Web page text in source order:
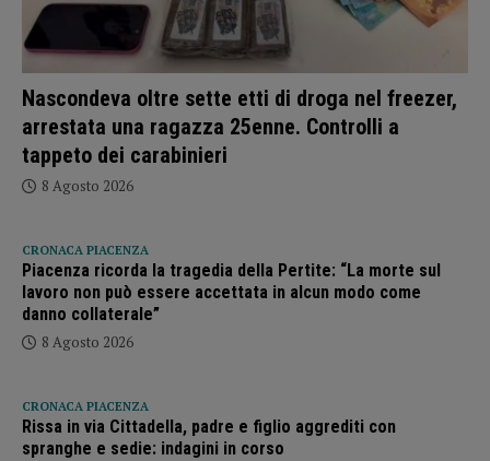
Nascondeva oltre sette etti di droga nel freezer,
arrestata una ragazza 25enne. Controlli a
tappeto dei carabinieri
8 Agosto 2026
CRONACA PIACENZA
Piacenza ricorda la tragedia della Pertite: “La morte sul
lavoro non può essere accettata in alcun modo come
danno collaterale”
8 Agosto 2026
CRONACA PIACENZA
Rissa in via Cittadella, padre e figlio aggrediti con
spranghe e sedie: indagini in corso